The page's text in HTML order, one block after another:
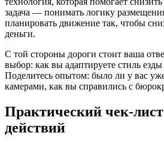
задача — понимать логику
планировать движение так, чтобы
деньги.
С той стороны дороги стоит ваша
выбор: как вы адаптируете стиль
Поделитесь опытом: было ли у вас
камерами, как вы справились с
Практический
действий